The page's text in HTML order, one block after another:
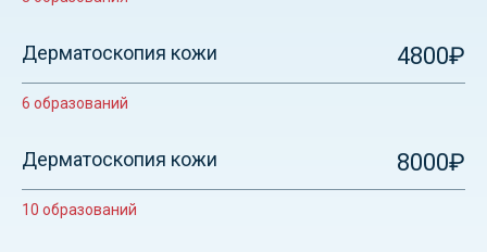
Дерматоскопия кожи 4800₽
6 образований
Дерматоскопия кожи 8000₽
10 образований